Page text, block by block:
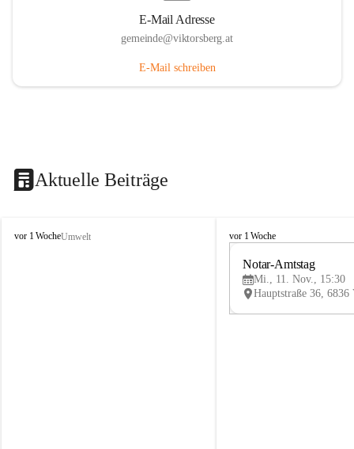
E-Mail Adresse
gemeinde@viktorsberg.at
E-Mail schreiben
Aktuelle Beiträge
V
vor 1 WocheUmwelt
V
vor 1 Woche
Notar-Amtstag
Mi., 11. Nov., 15:30